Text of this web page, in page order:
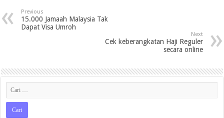
Previous
15.000 Jamaah Malaysia Tak
Dapat Visa Umroh
Next
Cek keberangkatan Haji Reguler
secara online